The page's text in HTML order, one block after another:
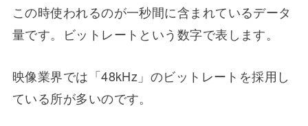
この時使われるのが一秒間に含まれているデータ
量です。ビットレートという数字で表します。
映像業界では「48kHz」のビットレートを採用し
ている所が多いのです。